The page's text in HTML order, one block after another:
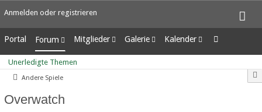
Anmelden oder registrieren
Portal Forum
Unerledigte Themen
Mitglieder
Letzte Aktivitäten
Benutzer online
Galerie
Alben
Bilder
Kalender
Wochenansicht
Tagesansicht
Unerledigte Themen
Andere Spiele
Overwatch